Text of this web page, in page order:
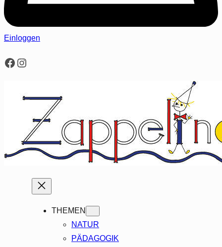
Einloggen
Facebook
Instagram
THEMEN
NATUR
PÄDAGOGIK